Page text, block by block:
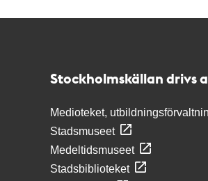
Stockholmskällan drivs
Medioteket,
Stadsmuseet
Medeltidsmuseet
Stadsbiblioteket